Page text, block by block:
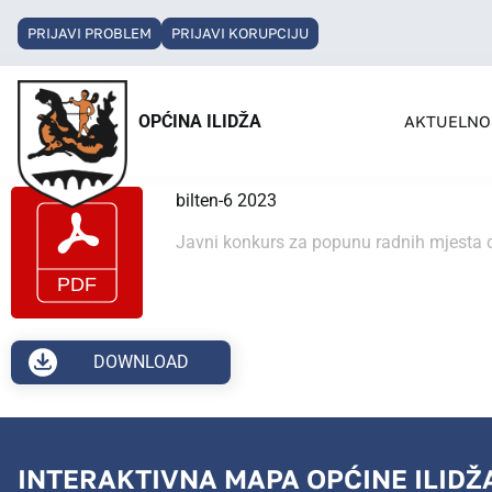
PRIJAVI PROBLEM PRIJAVI KORUPCIJU
OPĆINA ILIDŽA
bilten-6 2023
Javni konkurs za popunu radnih mjesta
DOWNLOAD
INTERAKTIVNA MAPA OPĆINE